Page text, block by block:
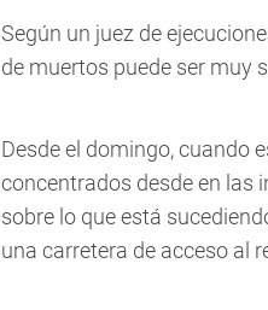
Según un juez de
de muertos puede ser muy
Desde el domingo, cuando
concentrados desde en las
sobre lo que está
una carretera de acceso al